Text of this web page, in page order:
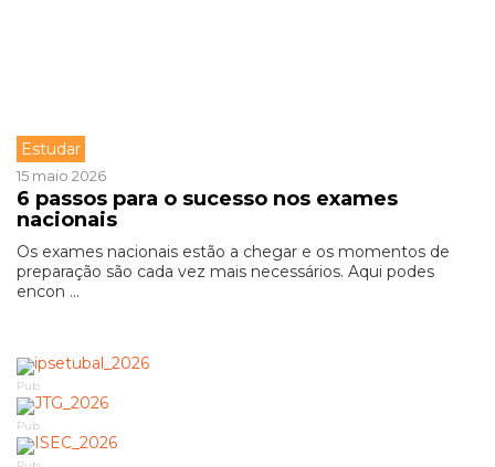
Estudar
15 maio 2026
6 passos para o sucesso nos exames
nacionais
Os exames nacionais estão a chegar e os momentos de
preparação são cada vez mais necessários. Aqui podes
encon ...
Pub
Pub